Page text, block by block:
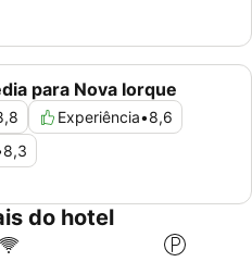
para Nova Iorque
Experiência•8,6
8,3
do hotel